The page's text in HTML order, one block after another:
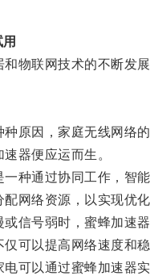
联网技术的不断发展
因，家庭无线网络的
器便应运而生。
通过协同工作，智能
络资源，以实现优化
号弱时，蜜蜂加速器
以提高网络速度和稳
以通过蜜蜂加速器实